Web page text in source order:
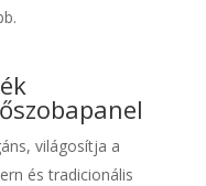
világosítja a
és tradicionális